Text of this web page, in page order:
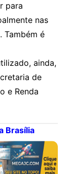
para
nas
Também é
ainda,
de
e Renda
Brasília